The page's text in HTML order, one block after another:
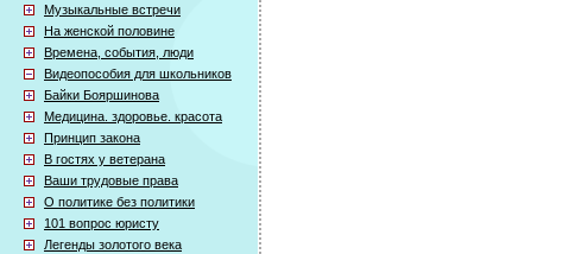
Музыкальные встречи
На женской половине
Времена, события, люди
Видеопособия для школьников
Байки Бояршинова
Медицина. здоровье. красота
Принцип закона
В гостях у ветерана
Ваши трудовые права
О политике без политики
101 вопрос юристу
Легенды золотого века